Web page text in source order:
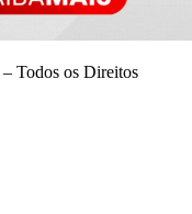
– Todos os Direitos